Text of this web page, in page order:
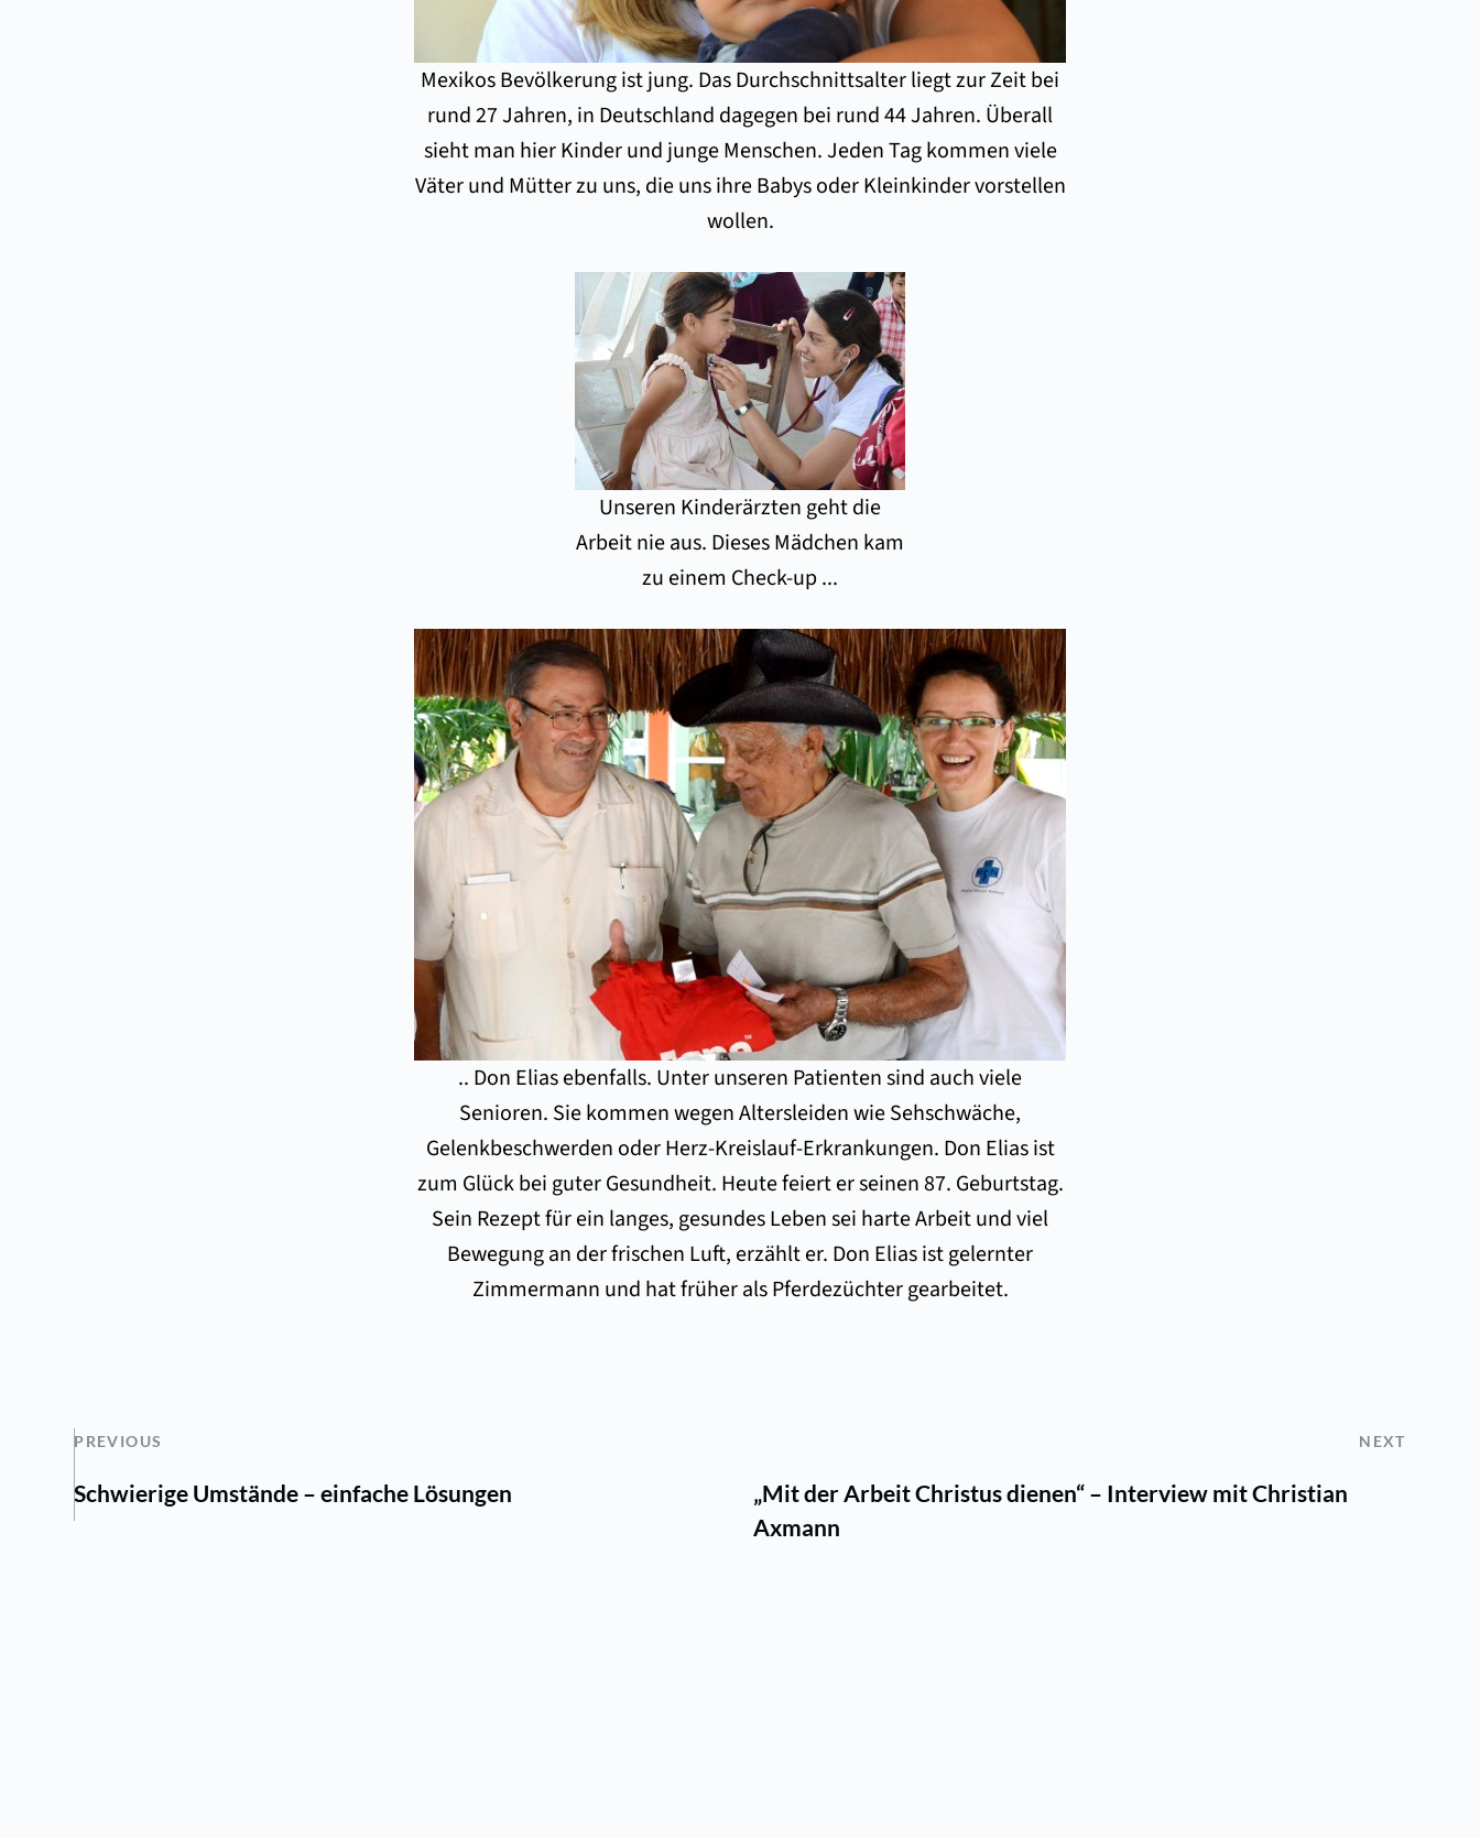
Mexikos Bevölkerung ist jung. Das Durchschnittsalter liegt zur Zeit bei
rund 27 Jahren, in Deutschland dagegen bei rund 44 Jahren. Überall
sieht man hier Kinder und junge Menschen. Jeden Tag kommen viele
Väter und Mütter zu uns, die uns ihre Babys oder Kleinkinder vorstellen
wollen.
Unseren Kinderärzten geht die
Arbeit nie aus. Dieses Mädchen kam
zu einem Check-up ...
.. Don Elias ebenfalls. Unter unseren Patienten sind auch viele
Senioren. Sie kommen wegen Altersleiden wie Sehschwäche,
Gelenkbeschwerden oder Herz-Kreislauf-Erkrankungen. Don Elias ist
zum Glück bei guter Gesundheit. Heute feiert er seinen 87. Geburtstag.
Sein Rezept für ein langes, gesundes Leben sei harte Arbeit und viel
Bewegung an der frischen Luft, erzählt er. Don Elias ist gelernter
Zimmermann und hat früher als Pferdezüchter gearbeitet.
PREVIOUS NEXT
Schwierige Umstände – einfache Lösungen
„Mit der Arbeit Christus dienen“ – Interview mit Christian
Axmann